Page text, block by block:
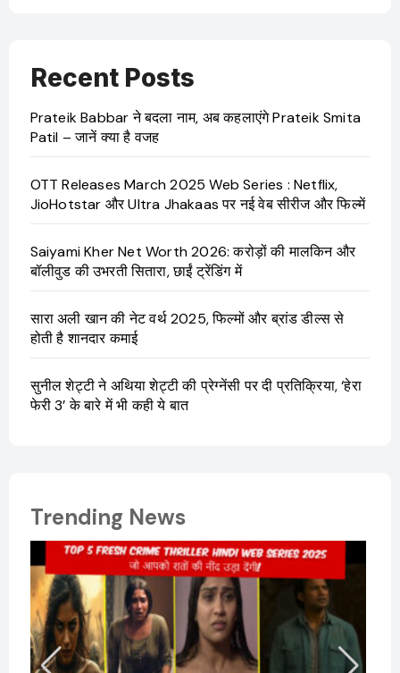
Recent Posts
Prateik Babbar ने बदला नाम, अब कहलाएंगे Prateik Smita
Patil – जानें क्या है वजह
OTT Releases March 2025 Web Series : Netflix,
JioHotstar और Ultra Jhakaas पर नई वेब सीरीज और फिल्में
Saiyami Kher Net Worth 2026: करोड़ों की मालकिन और
बॉलीवुड की उभरती सितारा, छाईं ट्रेंडिंग में
सारा अली खान की नेट वर्थ 2025, फिल्मों और ब्रांड डील्स से
होती है शानदार कमाई
सुनील शेट्टी ने अथिया शेट्टी की प्रेग्नेंसी पर दी प्रतिक्रिया, ‘हेरा
फेरी 3’ के बारे में भी कही ये बात
Trending News